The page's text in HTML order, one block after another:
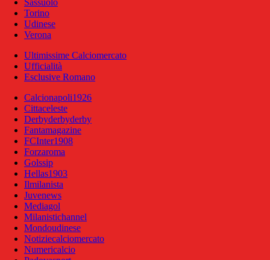
Sassuolo
Torino
Udinese
Verona
Ultimissime Calciomercato
Ufficialità
Esclusive Romano
Calcionapoli1926
Cittaceleste
Derbyderbyderby
Fantamagazine
FCInter1908
Forzaroma
Golssip
Hellas1903
Ilmilanista
Juvenews
Mediagol
Milanistichannel
Mondoudinese
Notiziecalciomercato
Numericalcio